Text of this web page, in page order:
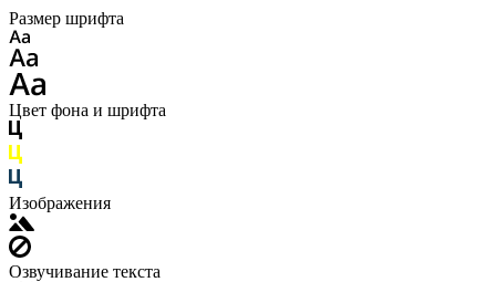
Размер шрифта
Цвет фона и шрифта
Изображения
Озвучивание текста